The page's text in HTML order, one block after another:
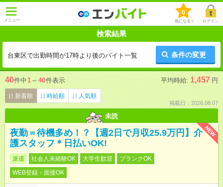
メニュー
0
気になる！ ログイン
検索結果
台東区で出勤時間が17時より後のバイト一覧 条件の変更
40件中1 ～ 40件表示 平均時給: 1,457 円
新着順 時給順 人気順
掲載日：2026.08.07
未読
NEW
夜勤＝待機多め！？【週2日で月収25.9万円】介
護スタッフ＊日払いOK!
派遣 社会人未経験OK 大学生歓迎
ブランクOK
WEB登録・面接OK